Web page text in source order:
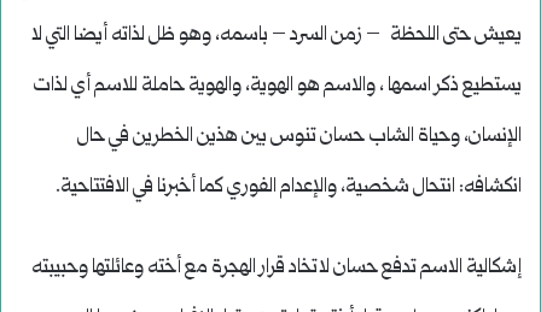
يعيش حتى اللحظة – زمن السرد – باسمه، وهو ظل لذاته أيضا التي لا
يستطيع ذكر اسمها ، والاسم هو الهوية، والهوية حاملة للاسم أي لذات
الإنسان، وحياة الشاب حسان تنوس بين هذين الخطرين في حال
انكشافه: انتحال شخصية، والإعدام الفوري كما أخبرنا في الافتتاحية.
إشكالية الاسم تدفع حسان لاتخاد قرار الهجرة مع أخته وعائلتها وحبيبته